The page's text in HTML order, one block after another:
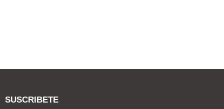
SUSCRIBETE